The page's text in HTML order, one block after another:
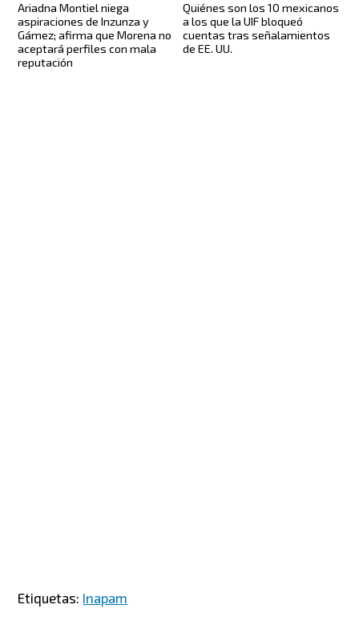
Ariadna Montiel niega
aspiraciones de Inzunza y
Gámez; afirma que Morena no
aceptará perfiles con mala
reputación
Quiénes son los 10 mexicanos
a los que la UIF bloqueó
cuentas tras señalamientos
de EE. UU.
Etiquetas: Inapam